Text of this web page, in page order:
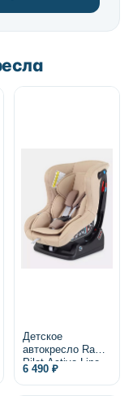
Детское
автокресло Rant
Pilot Active Line
6 490 ₽